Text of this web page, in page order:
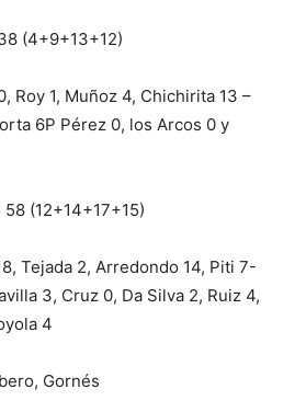
(4+9+13+12)
Roy 1, Muñoz 4, Chichirita 13 –
6P Pérez 0, los Arcos 0 y
58 (12+14+17+15)
Tejada 2, Arredondo 14, Piti 7-
3, Cruz 0, Da Silva 2, Ruiz 4,
4
Gornés